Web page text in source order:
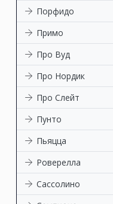
Порфидо
Примо
Про Вуд
Про Нордик
Про Слейт
Пунто
Пьяцца
Роверелла
Сассолино